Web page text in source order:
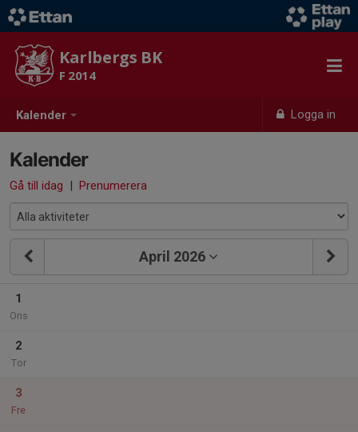
Kalender Logga in
Karlbergs BK
F 2014
Kalender
Gå till idag | Prenumerera
April 2026
1
Ons
2
Tor
3
Fre